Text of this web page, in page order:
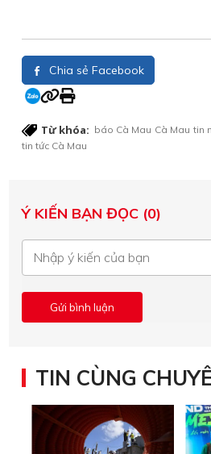
Chia sẻ Facebook
Từ khóa: báo Cà Mau Cà Mau tin
tin tức Cà Mau
Ý KIẾN BẠN ĐỌC (0)
TIN CÙNG